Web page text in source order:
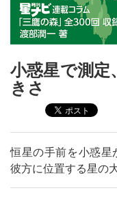
小惑星で測定
きさ
恒星の手前を小惑
彼方に位置する星の